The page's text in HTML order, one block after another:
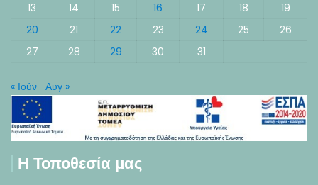
13
14 15 16 17 18
19
20
21 22 23 24 25
26
27
28 29 30 31
« Ιούν Αυγ »
Η Τοποθεσία μας